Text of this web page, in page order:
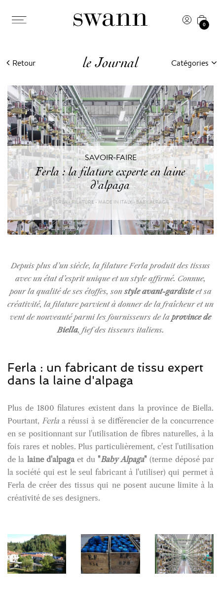
0
Retour le Journal Catégories
SAVOIR-FAIRE
Ferla : la filature experte en laine
d'alpaga
FERLA - FILATURE - MADE IN ITALY - BABY ALPAGA
Depuis plus d’un siècle, la filature Ferla produit des tissus
avec un état d’esprit unique et un style affirmé. Connue,
pour la qualité de ses étoffes, sonstyle avant-gardisteet sa
créativité, la filature parvient à donner de la fraîcheur et un
vent de nouveauté parmi les fournisseurs de laprovince de
Biella, fief des tisseurs italiens.
Ferla : un fabricant de tissu expert
dans la laine d'alpaga
Plus de 1800 filatures existent dans la province de Biella.
Pourtant, Ferla a réussi à se différencier de la concurrence
en se positionnant sur l'utilisation de fibres naturelles, à la
fois rares et nobles. Plus particulièrement, c'est l'utilisation
de la laine d'alpagaet du "Baby Alpaga" (terme déposé par
la société qui est le seul fabricant à l'utiliser) qui permet à
Ferla de créer des tissus qui ne posent aucune limite à la
créativité de ses designers.